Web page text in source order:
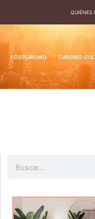
QUIÉNES
ECOTURISMO TURISMO